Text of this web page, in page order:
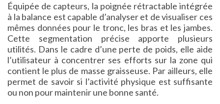
Équipée de capteurs, la poignée rétractable intégrée
à la balance est capable d’analyser et de visualiser ces
mêmes données pour le tronc, les bras et les jambes.
Cette segmentation précise apporte plusieurs
utilités. Dans le cadre d’une perte de poids, elle aide
l’utilisateur à concentrer ses efforts sur la zone qui
contient le plus de masse graisseuse. Par ailleurs, elle
permet de savoir si l’activité physique est suffisante
ou non pour maintenir une bonne santé.